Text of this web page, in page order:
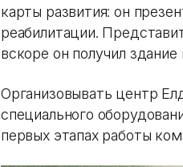
карты развития: он
реабилитации.
вскоре он получил
Организовывать центр
специального
первых этапах работы